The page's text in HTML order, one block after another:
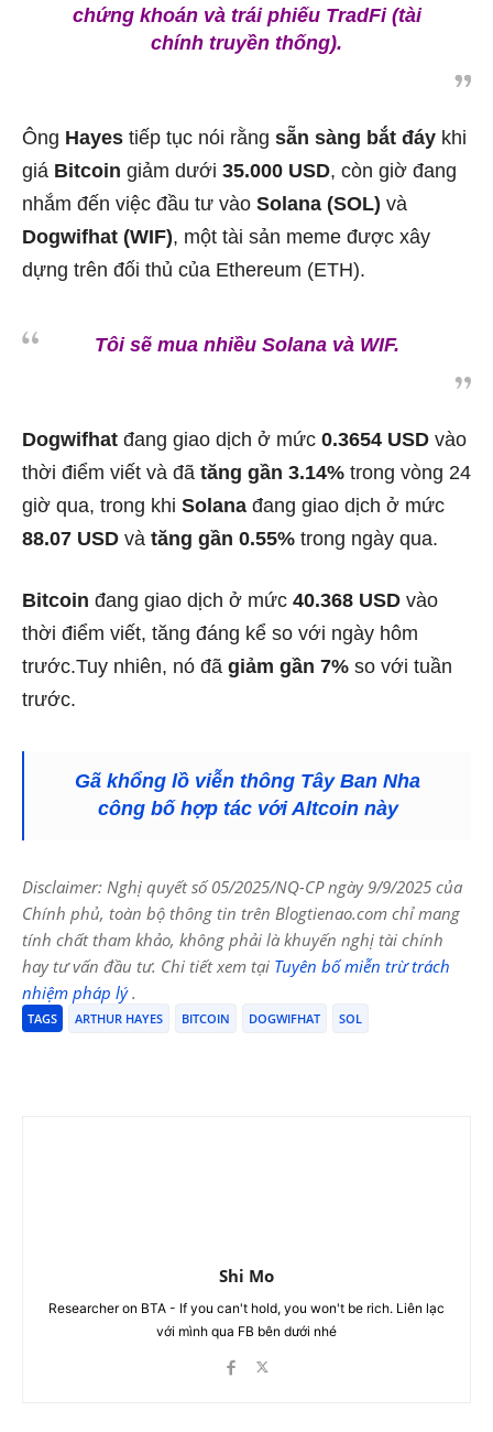
chứng khoán và trái phiếu TradFi (tài
chính truyền thống).
Ông Hayes tiếp tục nói rằng sẵn sàng bắt đáy khi
giá Bitcoin giảm dưới 35.000 USD, còn giờ đang
nhắm đến việc đầu tư vào Solana (SOL) và
Dogwifhat (WIF), một tài sản meme được xây
dựng trên đối thủ của Ethereum (ETH).
Tôi sẽ mua nhiều Solana và WIF.
Dogwifhat đang giao dịch ở mức 0.3654 USD vào
thời điểm viết và đã tăng gần 3.14% trong vòng 24
giờ qua, trong khi Solana đang giao dịch ở mức
88.07 USD và tăng gần 0.55% trong ngày qua.
Bitcoin đang giao dịch ở mức 40.368 USD vào
thời điểm viết, tăng đáng kể so với ngày hôm
trước.Tuy nhiên, nó đã giảm gần 7% so với tuần
trước.
Gã khổng lồ viễn thông Tây Ban Nha
công bố hợp tác với Altcoin này
Disclaimer: Nghị quyết số 05/2025/NQ-CP ngày 9/9/2025 của
Chính phủ, toàn bộ thông tin trên Blogtienao.com chỉ mang
tính chất tham khảo, không phải là khuyến nghị tài chính
hay tư vấn đầu tư. Chi tiết xem tại Tuyên bố miễn trừ trách
nhiệm pháp lý.
TAGS ARTHUR HAYES BITCOIN DOGWIFHAT SOL
Shi Mo
Researcher on BTA - If you can't hold, you won't be rich. Liên lạc
với mình qua FB bên dưới nhé